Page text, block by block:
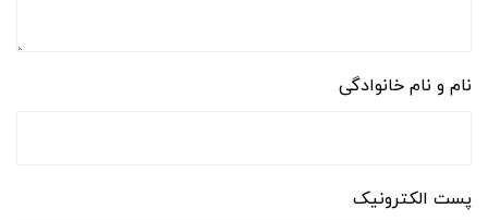
نام و نام خانوادگی
پست الکترونیک